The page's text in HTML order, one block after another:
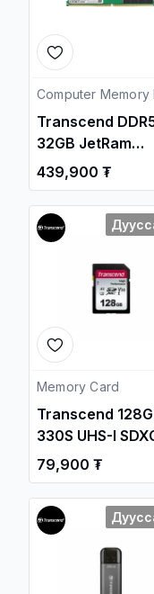
Computer Memory
Transcend
32GB JetRam
4800MHz UDIMM
Memory
/JM4800ALE-
439,900 ₮
Memory Card
Transcend
330S UHS-I
100MB/s SD
Card
/
79,900 ₮